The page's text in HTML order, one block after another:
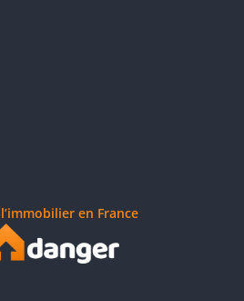
en France